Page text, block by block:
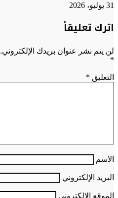
31 يوليو، 2026
اترك تعليقاً
لن يتم نشر عنوان بريدك الإلكتروني.
*
التعليق *
الاسم
البريد الإلكتروني
الموقع الإلكتروني